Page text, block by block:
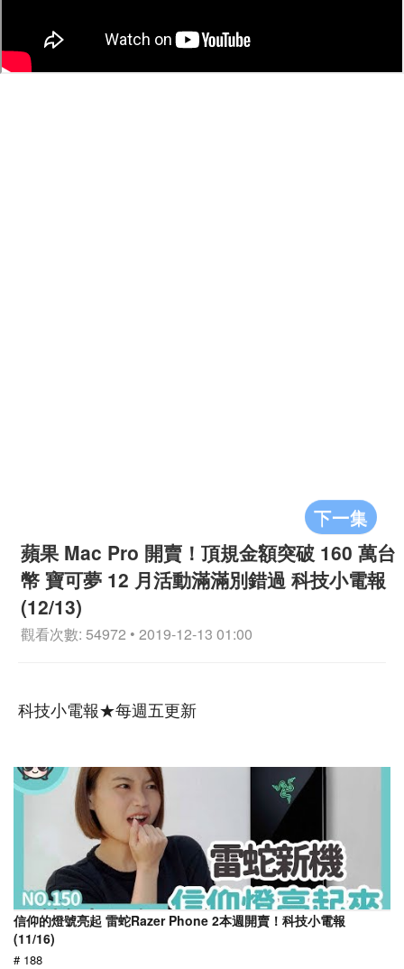
下一集
蘋果 Mac Pro 開賣！頂規金額突破 160 萬台
幣 寶可夢 12 月活動滿滿別錯過 科技小電報
(12/13)
觀看次數: 54972 • 2019-12-13 01:00
科技小電報★每週五更新
信仰的燈號亮起 雷蛇Razer Phone 2本週開賣！科技小電報
(11/16)
# 188